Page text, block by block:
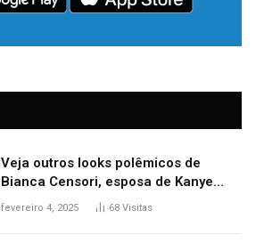
Veja outros looks polêmicos de
Bianca Censori, esposa de Kanye
West que apareceu nua no Grammy
fevereiro 4, 2025 68 Visitas